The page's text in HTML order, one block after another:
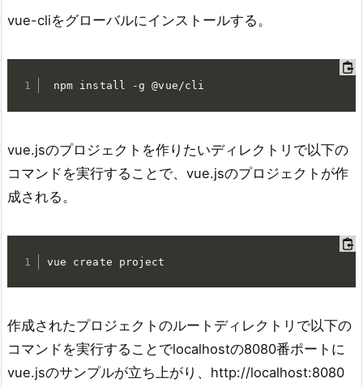
vue-cliをグローバルにインストールする。
npm install -g @vue/cli
vue.jsのプロジェクトを作りたいディレクトリで以下の
コマンドを実行することで、vue.jsのプロジェクトが作
成される。
vue create project
作成されたプロジェクトのルートディレクトリで以下の
コマンドを実行することでlocalhostの8080番ポートに
vue.jsのサンプルが立ち上がり、http://localhost:8080